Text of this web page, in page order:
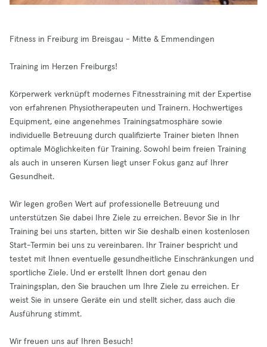
Fitness in Freiburg im Breisgau - Mitte & Emmendingen
Training im Herzen Freiburgs!
Körperwerk verknüpft modernes Fitnesstraining mit der Expertise
von erfahrenen Physiotherapeuten und Trainern. Hochwertiges
Equipment, eine angenehmes Trainingsatmosphäre sowie
individuelle Betreuung durch qualifizierte Trainer bieten Ihnen
optimale Möglichkeiten für Training. Sowohl beim freien Training
als auch in unseren Kursen liegt unser Fokus ganz auf Ihrer
Gesundheit.
Wir legen großen Wert auf professionelle Betreuung und
unterstützen Sie dabei Ihre Ziele zu erreichen. Bevor Sie in Ihr
Training bei uns starten, bitten wir Sie deshalb einen kostenlosen
Start-Termin bei uns zu vereinbaren. Ihr Trainer bespricht und
testet mit Ihnen eventuelle gesundheitliche Einschränkungen und
sportliche Ziele. Und er erstellt Ihnen dort genau den
Trainingsplan, den Sie brauchen um Ihre Ziele zu erreichen. Er
weist Sie in unsere Geräte ein und stellt sicher, dass auch die
Ausführung stimmt.
Wir freuen uns auf Ihren Besuch!